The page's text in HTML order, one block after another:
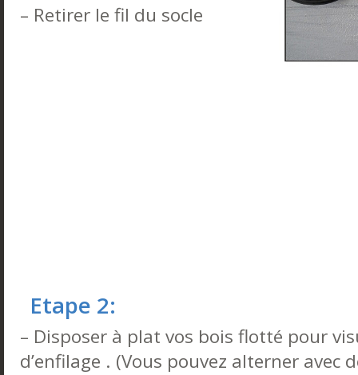
– Retirer le fil du socle
Etape 2:
– Disposer à plat vos bois flotté pour
d’enfilage . (Vous pouvez alterner avec